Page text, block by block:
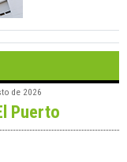
de 2026
Puerto